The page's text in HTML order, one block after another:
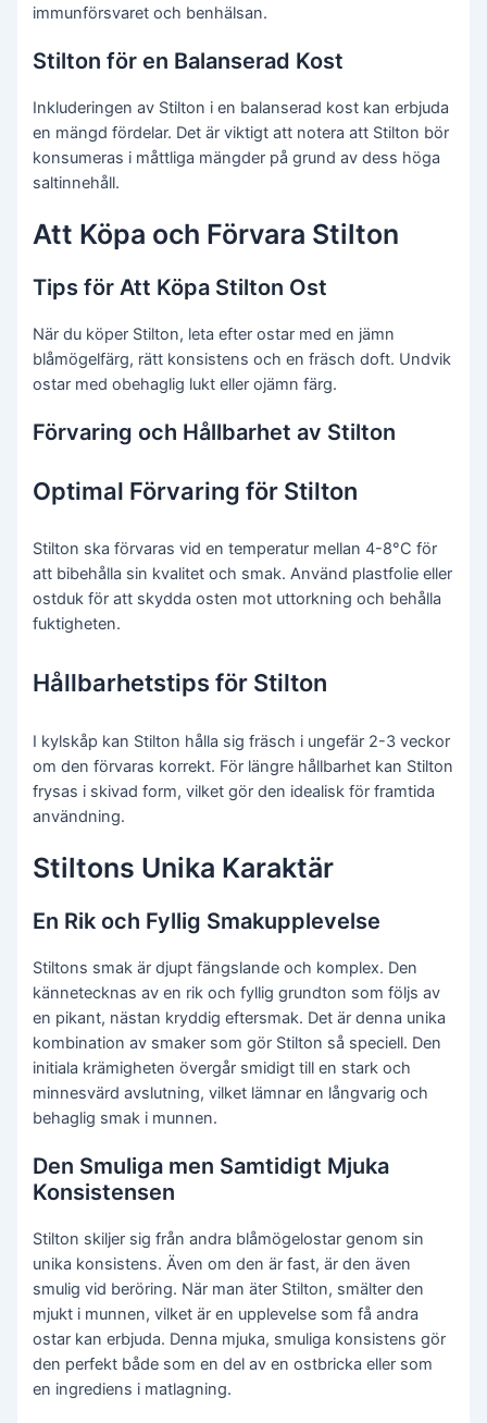
immunförsvaret och benhälsan.
Stilton för en Balanserad Kost
Inkluderingen av Stilton i en balanserad kost kan erbjuda
en mängd fördelar. Det är viktigt att notera att Stilton bör
konsumeras i måttliga mängder på grund av dess höga
saltinnehåll.
Att Köpa och Förvara Stilton
Tips för Att Köpa Stilton Ost
När du köper Stilton, leta efter ostar med en jämn
blåmögelfärg, rätt konsistens och en fräsch doft. Undvik
ostar med obehaglig lukt eller ojämn färg.
Förvaring och Hållbarhet av Stilton
Optimal Förvaring för Stilton
Stilton ska förvaras vid en temperatur mellan 4-8°C för
att bibehålla sin kvalitet och smak. Använd plastfolie eller
ostduk för att skydda osten mot uttorkning och behålla
fuktigheten.
Hållbarhetstips för Stilton
I kylskåp kan Stilton hålla sig fräsch i ungefär 2-3 veckor
om den förvaras korrekt. För längre hållbarhet kan Stilton
frysas i skivad form, vilket gör den idealisk för framtida
användning.
Stiltons Unika Karaktär
En Rik och Fyllig Smakupplevelse
Stiltons smak är djupt fängslande och komplex. Den
kännetecknas av en rik och fyllig grundton som följs av
en pikant, nästan kryddig eftersmak. Det är denna unika
kombination av smaker som gör Stilton så speciell. Den
initiala krämigheten övergår smidigt till en stark och
minnesvärd avslutning, vilket lämnar en långvarig och
behaglig smak i munnen.
Den Smuliga men Samtidigt Mjuka
Konsistensen
Stilton skiljer sig från andra blåmögelostar genom sin
unika konsistens. Även om den är fast, är den även
smulig vid beröring. När man äter Stilton, smälter den
mjukt i munnen, vilket är en upplevelse som få andra
ostar kan erbjuda. Denna mjuka, smuliga konsistens gör
den perfekt både som en del av en ostbricka eller som
en ingrediens i matlagning.